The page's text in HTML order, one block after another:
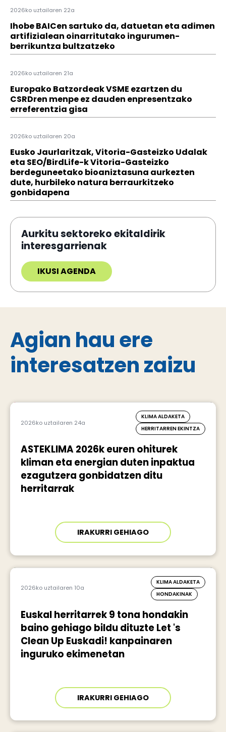
2026ko uztailaren 22a
Ihobe BAICen sartuko da, datuetan eta adimen
artifizialean oinarritutako ingurumen-
berrikuntza bultzatzeko
2026ko uztailaren 21a
Europako Batzordeak VSME ezartzen du
CSRDren menpe ez dauden enpresentzako
erreferentzia gisa
2026ko uztailaren 20a
Eusko Jaurlaritzak, Vitoria-Gasteizko Udalak
eta SEO/BirdLife-k Vitoria-Gasteizko
berdeguneetako bioaniztasuna aurkezten
dute, hurbileko natura berraurkitzeko
gonbidapena
Aurkitu sektoreko ekitaldirik
interesgarrienak
IKUSI AGENDA
Agian hau ere
interesatzen zaizu
2026ko uztailaren 24a
KLIMA ALDAKETA
HERRITARREN EKINTZA
ASTEKLIMA 2026k euren ohiturek
kliman eta energian duten inpaktua
ezagutzera gonbidatzen ditu
herritarrak
IRAKURRI GEHIAGO
2026ko uztailaren 10a
KLIMA ALDAKETA
HONDAKINAK
Euskal herritarrek 9 tona hondakin
baino gehiago bildu dituzte Let 's
Clean Up Euskadi! kanpainaren
inguruko ekimenetan
IRAKURRI GEHIAGO